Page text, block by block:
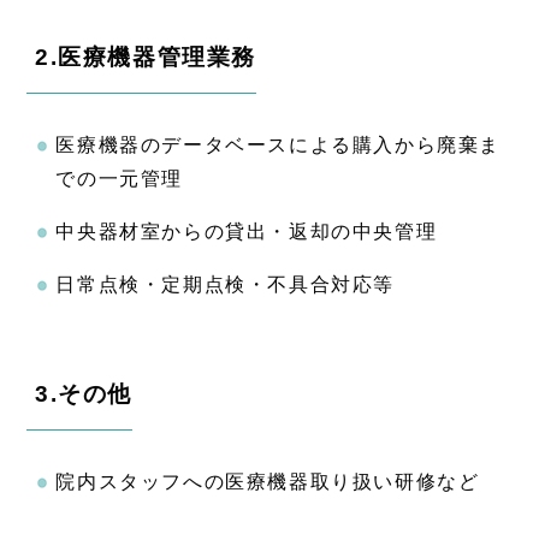
2.医療機器管理業務
医療機器のデータベースによる購入から廃棄ま
での一元管理
中央器材室からの貸出・返却の中央管理
日常点検・定期点検・不具合対応等
3.その他
院内スタッフへの医療機器取り扱い研修など